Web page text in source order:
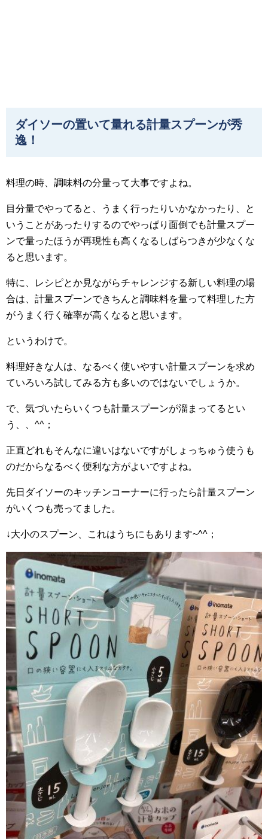
ダイソーの置いて量れる計量スプーンが秀
逸！
料理の時、調味料の分量って大事ですよね。
目分量でやってると、うまく行ったりいかなかったり、と
いうことがあったりするのでやっぱり面倒でも計量スプー
ンで量ったほうが再現性も高くなるしばらつきが少なくな
ると思います。
特に、レシピとか見ながらチャレンジする新しい料理の場
合は、計量スプーンできちんと調味料を量って料理した方
がうまく行く確率が高くなると思います。
というわけで。
料理好きな人は、なるべく使いやすい計量スプーンを求め
ていろいろ試してみる方も多いのではないでしょうか。
で、気づいたらいくつも計量スプーンが溜まってるとい
う、、^^；
正直どれもそんなに違いはないですがしょっちゅう使うも
のだからなるべく便利な方がよいですよね。
先日ダイソーのキッチンコーナーに行ったら計量スプーン
がいくつも売ってました。
↓大小のスプーン、これはうちにもあります~^^；